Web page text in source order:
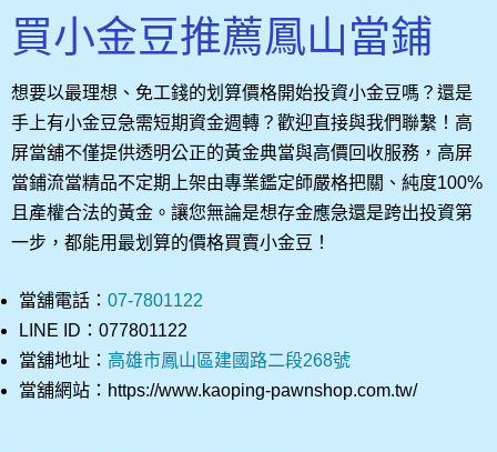
買小金豆推薦鳳山當鋪
想要以最理想、免工錢的划算價格開始投資小金豆嗎？還是
手上有小金豆急需短期資金週轉？歡迎直接與我們聯繫！高
屏當舖不僅提供透明公正的黃金典當與高價回收服務，高屏
當鋪流當精品不定期上架由專業鑑定師嚴格把關、純度100%
且產權合法的黃金。讓您無論是想存金應急還是跨出投資第
一步，都能用最划算的價格買賣小金豆！
當舖電話： 07-7801122
LINE ID：077801122
當舖地址： 高雄市鳳山區建國路二段268號
當舖網站：https://www.kaoping-pawnshop.com.tw/